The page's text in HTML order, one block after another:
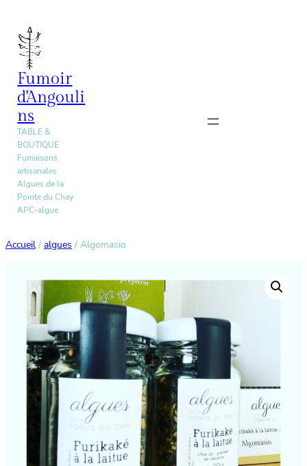
au
contenu
Fumoir
d'Angouli
ns
TABLE &
BOUTIQUE
Fumaisons
artisanales
Algues de la
Pointe du Chay
APC-algue
Accueil / algues / Algomasio